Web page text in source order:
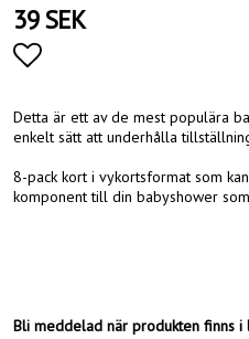
39 SEK
Detta är ett av de mest populära
enkelt sätt att underhålla
8-pack kort i vykortsformat som
komponent till din babyshower
Bli meddelad när produkten finns i